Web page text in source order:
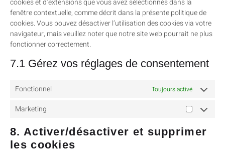
cookies et d’extensions que vous avez sélectionnés dans la
fenêtre contextuelle, comme décrit dans la présente politique de
cookies. Vous pouvez désactiver l’utilisation des cookies via votre
navigateur, mais veuillez noter que notre site web pourrait ne plus
fonctionner correctement.
7.1 Gérez vos réglages de consentement
Fonctionnel Toujours activé
Marketing
8. Activer/désactiver et supprimer
les cookies